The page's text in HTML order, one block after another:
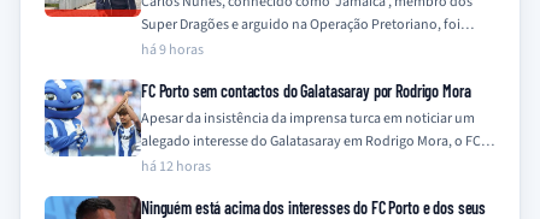
Super Dragões e arguido na Operação Pretoriano, foi
encontrado morto na sua residência este sábado,…
há 9 horas
FC Porto sem contactos do Galatasaray por Rodrigo Mora
Apesar da insistência da imprensa turca em noticiar um
alegado interesse do Galatasaray em Rodrigo Mora, o FC
Porto nega qualquer contacto…
há 12 horas
Ninguém está acima dos interesses do FC Porto e dos seus